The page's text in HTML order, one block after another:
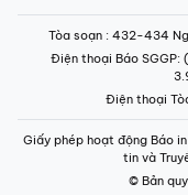
Tòa soạn : 432-434
Điện thoại Báo SGGP:
Điện thoại
Giấy phép hoạt động Báo
tin và
© Bản